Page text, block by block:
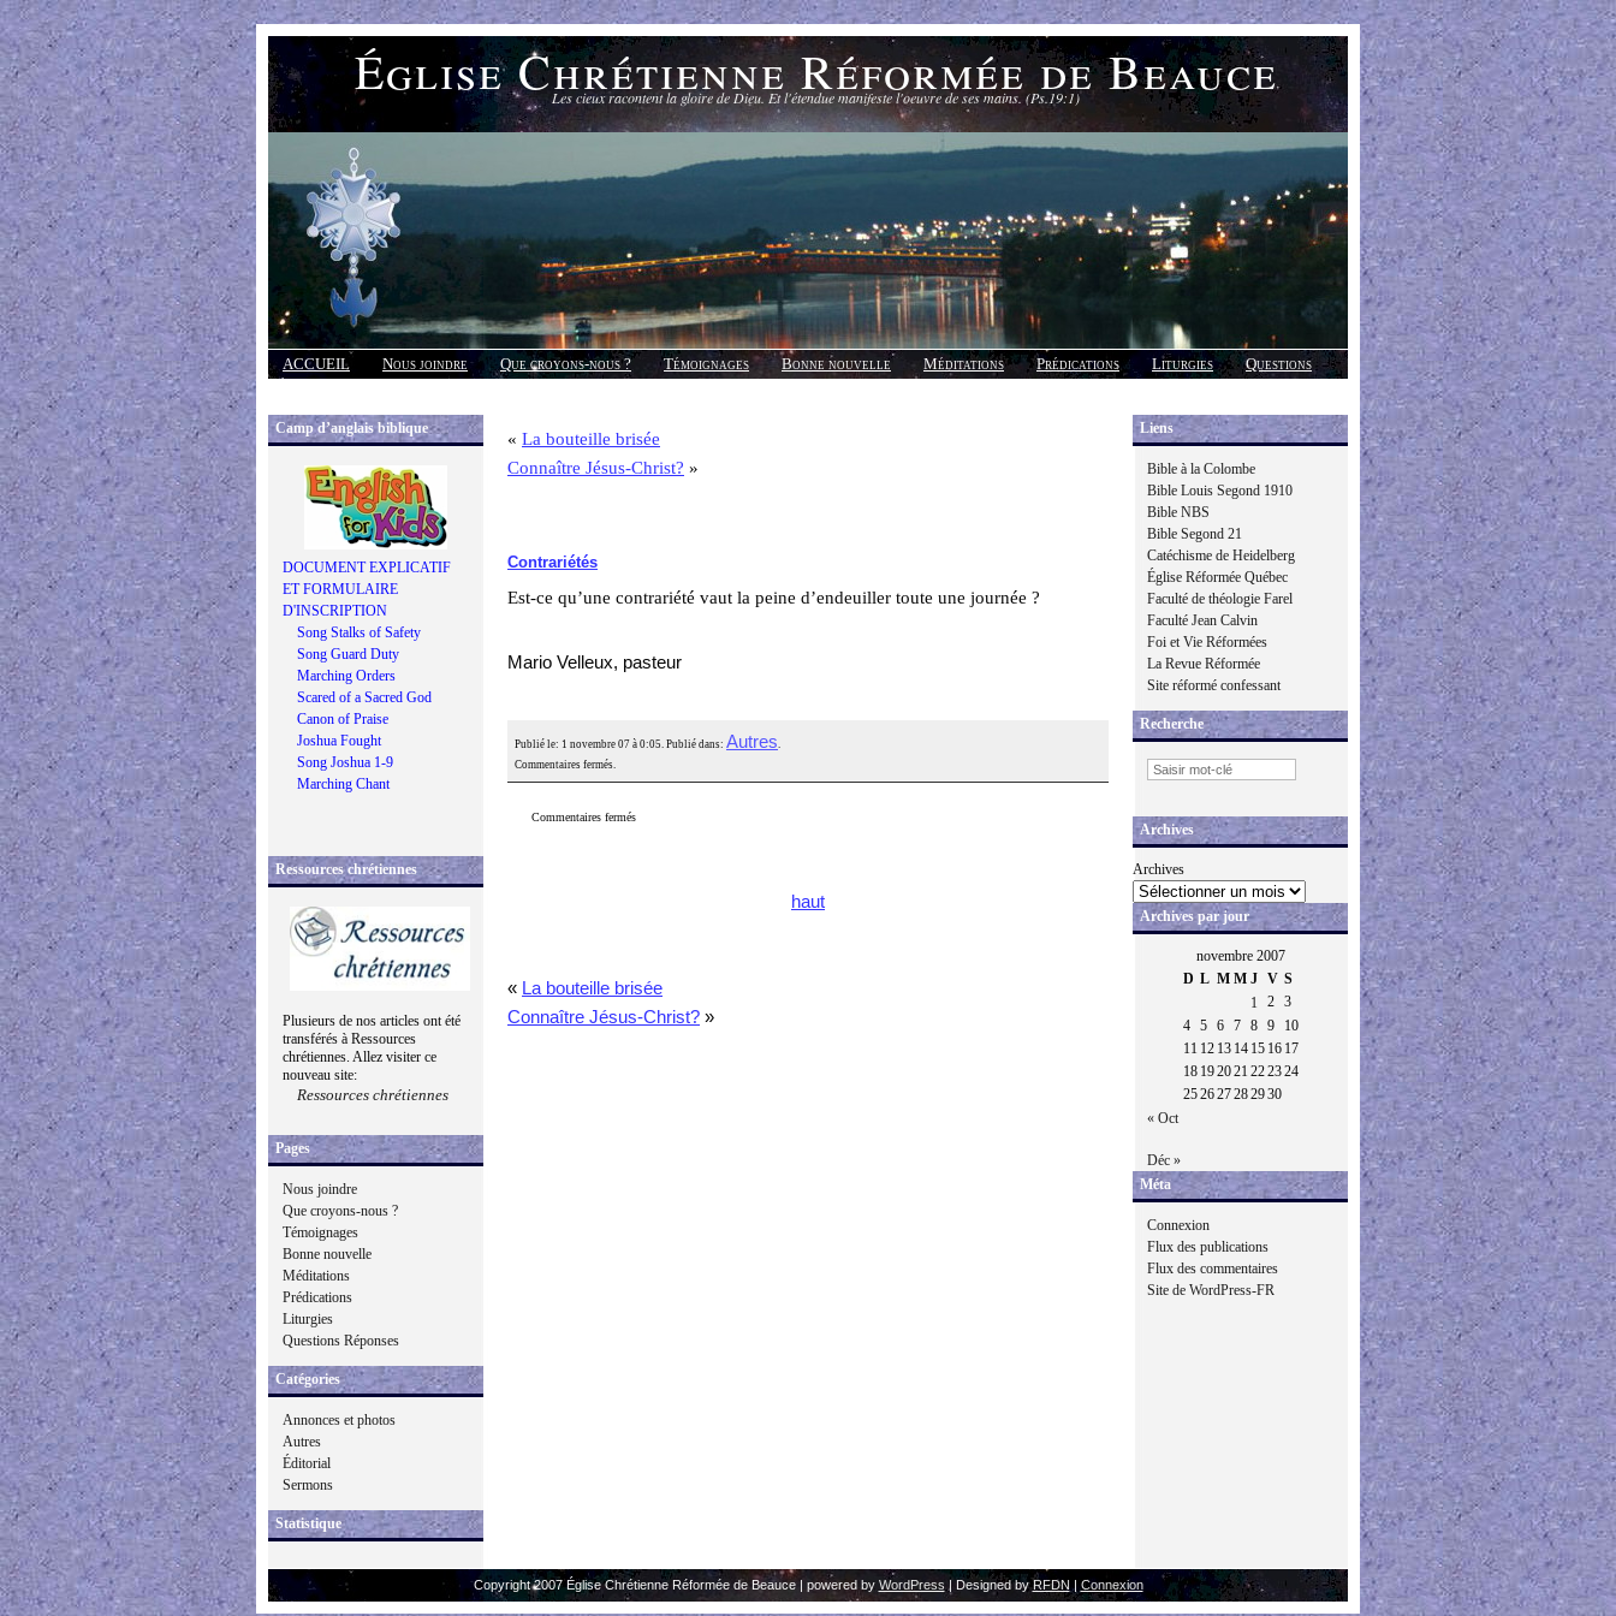
Église Chrétienne Réformée de Beauce
Les cieux racontent la gloire de Dieu. Et l'étendue manifeste l'oeuvre de ses mains. (Ps.19:1)
ACCUEIL Nous joindre Que croyons-nous ? Témoignages Bonne nouvelle Méditations Prédications Liturgies
Questions
Réponses
Camp d’anglais biblique
DOCUMENT EXPLICATIF
ET FORMULAIRE
D'INSCRIPTION
Song Stalks of Safety
Song Guard Duty
Marching Orders
Scared of a Sacred God
Canon of Praise
Joshua Fought
Song Joshua 1-9
Marching Chant
Ressources chrétiennes
Plusieurs de nos articles ont été
transférés à Ressources
chrétiennes. Allez visiter ce
nouveau site:
Ressources chrétiennes
Pages
Nous joindre
Que croyons-nous ?
Témoignages
Bonne nouvelle
Méditations
Prédications
Liturgies
Questions Réponses
Catégories
Annonces et photos
Autres
Éditorial
Sermons
Statistique
« La bouteille brisée
Connaître Jésus-Christ? »
Contrariétés
Est-ce qu’une contrariété vaut la peine d’endeuiller toute une journée ?
Mario Velleux, pasteur
Publié le: 1 novembre 07 à 0:05. Publié dans: Autres.
Commentaires fermés.
Commentaires fermés
haut
« La bouteille brisée
Connaître Jésus-Christ? »
Liens
Bible à la Colombe
Bible Louis Segond 1910
Bible NBS
Bible Segond 21
Catéchisme de Heidelberg
Église Réformée Québec
Faculté de théologie Farel
Faculté Jean Calvin
Foi et Vie Réformées
La Revue Réformée
Site réformé confessant
Recherche
Archives
Archives
Archives par jour
novembre 2007
D L M M J V S
1
2
3
4
5 6 7 8 9
10
11 12 13 14 15 16 17
18 192021 222324
252627282930
« Oct
Déc »
Méta
Connexion
Flux des publications
Flux des commentaires
Site de WordPress-FR
Copyright 2007 Église Chrétienne Réformée de Beauce | powered by WordPress | Designed byRFDN | Connexion